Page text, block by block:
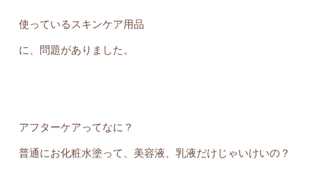
使っているスキンケア用品
に、問題がありました。
アフターケアってなに？
普通にお化粧水塗って、美容液、乳液だけじゃいけいの？